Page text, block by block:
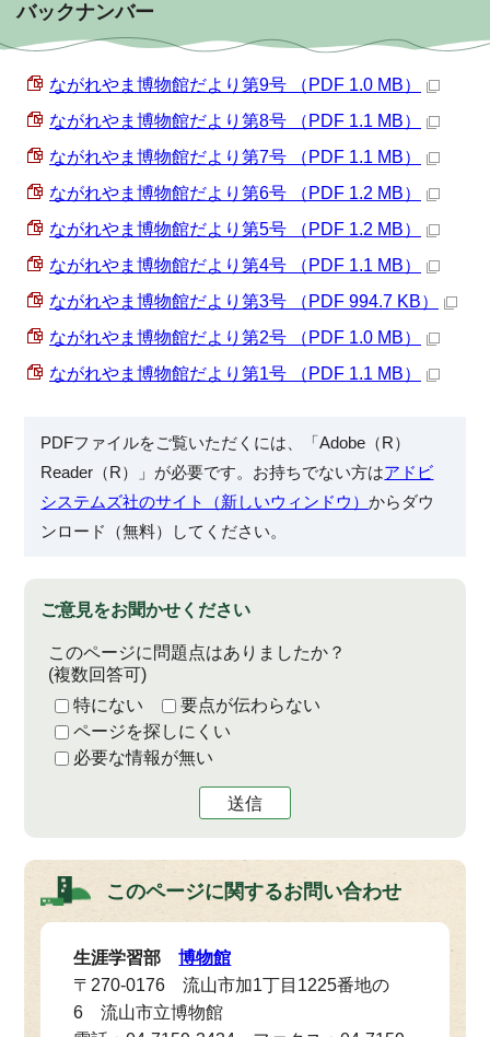
バックナンバー
ながれやま博物館だより第9号 （PDF 1.0 MB）
ながれやま博物館だより第8号 （PDF 1.1 MB）
ながれやま博物館だより第7号 （PDF 1.1 MB）
ながれやま博物館だより第6号 （PDF 1.2 MB）
ながれやま博物館だより第5号 （PDF 1.2 MB）
ながれやま博物館だより第4号 （PDF 1.1 MB）
ながれやま博物館だより第3号 （PDF 994.7 KB）
ながれやま博物館だより第2号 （PDF 1.0 MB）
ながれやま博物館だより第1号 （PDF 1.1 MB）
PDFファイルをご覧いただくには、「Adobe（R）
Reader（R）」が必要です。お持ちでない方はアドビ
システムズ社のサイト（新しいウィンドウ）からダウ
ンロード（無料）してください。
ご意見をお聞かせください
このページに問題点はありましたか？
(複数回答可)
特にない
要点が伝わらない
ページを探しにくい
必要な情報が無い
送信
このページに関するお問い合わせ
生涯学習部博物館
〒270-0176 流山市加1丁目1225番地の
6 流山市立博物館